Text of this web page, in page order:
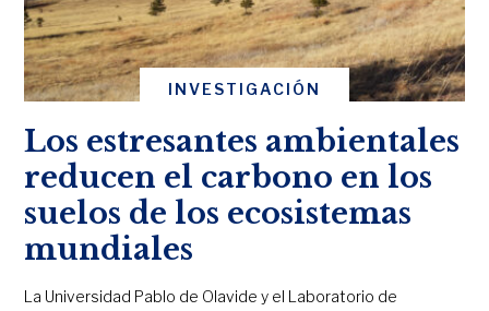
INVESTIGACIÓN
Los estresantes ambientales
reducen el carbono en los
suelos de los ecosistemas
mundiales
La Universidad Pablo de Olavide y el Laboratorio de